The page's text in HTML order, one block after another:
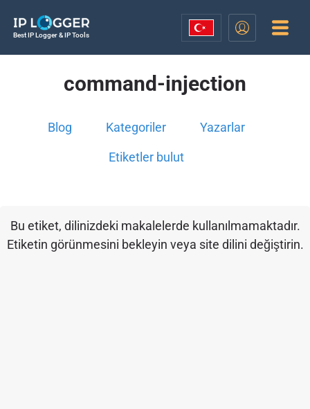
Best IP Logger & IP Tools
command-injection
Blog Kategoriler Yazarlar
Etiketler bulut